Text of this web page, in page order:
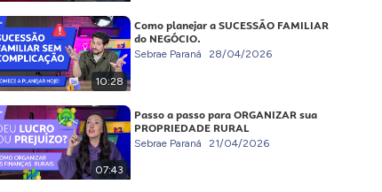
10:28
Como planejar a SUCESSÃO FAMILIAR
do NEGÓCIO.
Sebrae Paraná 28/04/2026
07:43
Passo a passo para ORGANIZAR sua
PROPRIEDADE RURAL
Sebrae Paraná 21/04/2026